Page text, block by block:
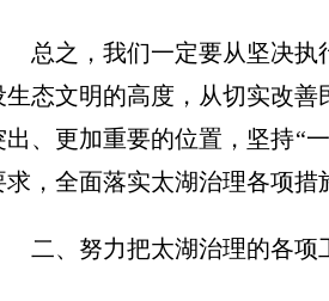
之，我们一定要从坚决执行
生态文明的高度，从切实改
出、更加重要的位置，坚持“
求，全面落实太湖治理各项措
、努力把太湖治理的各项